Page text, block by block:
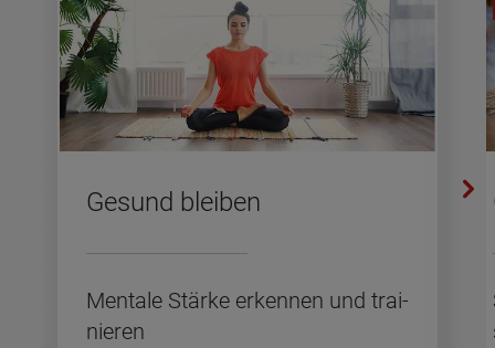
Ge­sund blei­ben
Men­ta­le Stär­ke er­ken­nen und trai­
nie­ren